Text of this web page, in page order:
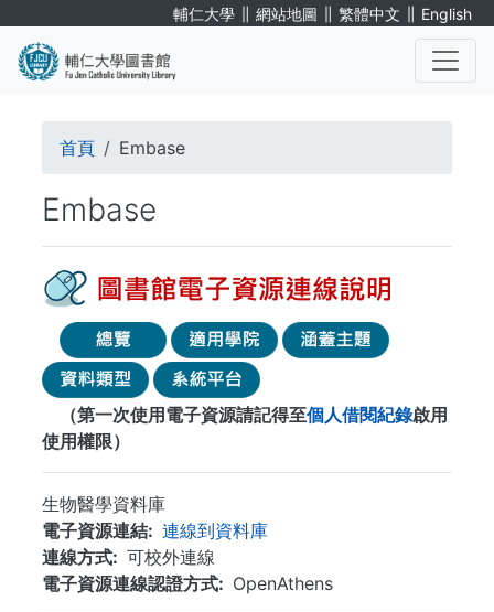
輔仁大學 ∥ 網站地圖 ∥ 繁體中文 ∥ English
導
連
結
首頁 Embase
Embase
（第一次使用電子資源請記得至個人借閱紀錄啟用
使用權限）
生物醫學資料庫
電子資源連結
連線到資料庫
連線方式
可校外連線
電子資源連線認證方式
OpenAthens